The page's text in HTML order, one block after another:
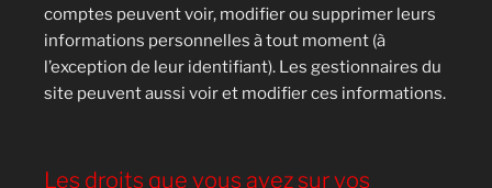
comptes peuvent voir, modifier ou supprimer leurs
informations personnelles à tout moment (à
l’exception de leur identifiant). Les gestionnaires du
site peuvent aussi voir et modifier ces informations.
Les droits que vous avez sur vos